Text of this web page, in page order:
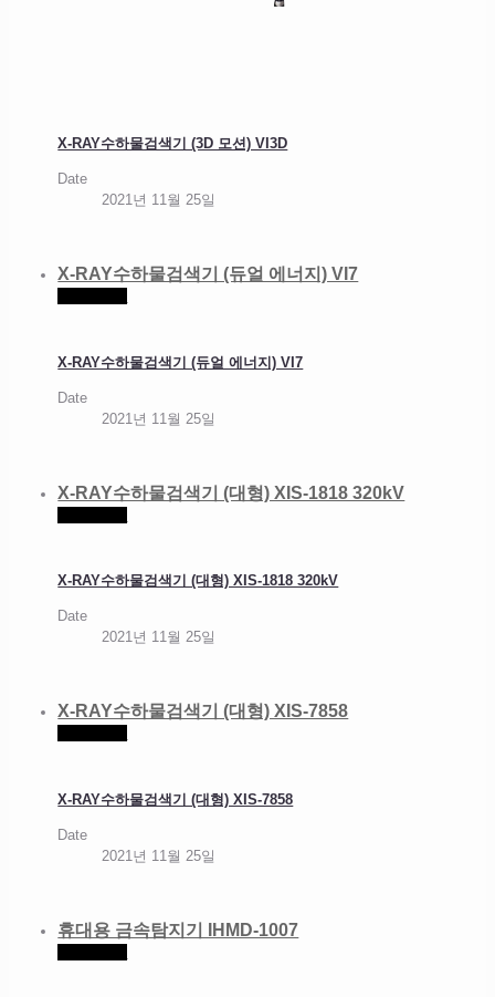
X-RAY수하물검색기 (3D 모션) VI3D
Date
2021년 11월 25일
X-RAY수하물검색기 (듀얼 에너지) VI7
X-RAY수하물검색기 (듀얼 에너지) VI7
Date
2021년 11월 25일
X-RAY수하물검색기 (대형) XIS-1818 320kV
X-RAY수하물검색기 (대형) XIS-1818 320kV
Date
2021년 11월 25일
X-RAY수하물검색기 (대형) XIS-7858
X-RAY수하물검색기 (대형) XIS-7858
Date
2021년 11월 25일
휴대용 금속탐지기 IHMD-1007